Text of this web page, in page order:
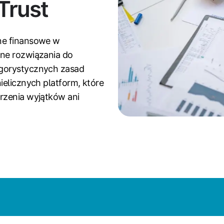
finansowe w
rozwiązania do
zasad
platform, które
wyjątków ani